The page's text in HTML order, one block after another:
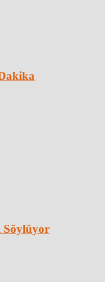
Söylüyor